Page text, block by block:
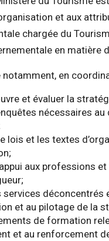
et aux
chargée du
en matière
en
et évaluer la
nécessaires
lois et les textes
aux professions
services
et au pilotage de
de formation
et au renforcement